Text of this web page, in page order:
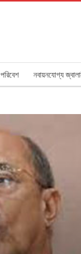
পরিবেশ নবায়নযোগ্য